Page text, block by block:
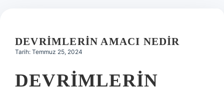
Hakkımızda
DEVRIMLERIN AMACI NEDIR
Tarih: Temmuz 25, 2024
DEVRIMLERIN